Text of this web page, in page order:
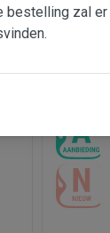
€ 27,75
bestelling zal er